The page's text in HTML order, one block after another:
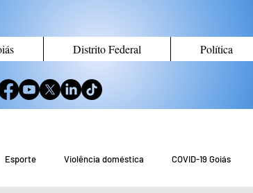
Distrito Federal Política
Esporte Violência doméstica COVID-19 Goiás